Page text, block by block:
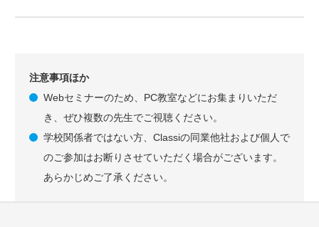
注意事項ほか
Webセミナーのため、PC教室などにお集まりいただ
き、ぜひ複数の先生でご視聴ください。
学校関係者ではない方、Classiの同業他社および個人で
のご参加はお断りさせていただく場合がございます。
あらかじめご了承ください。